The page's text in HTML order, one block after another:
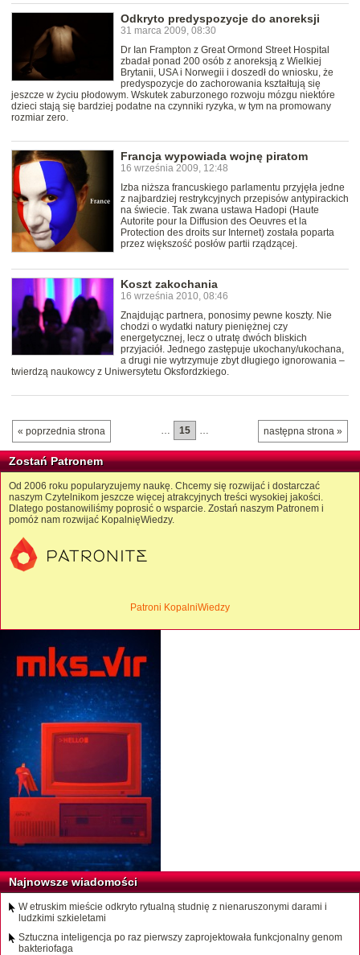
Odkryto predyspozycje do anoreksji
31 marca 2009, 08:30
Dr Ian Frampton z Great Ormond Street Hospital
zbadał ponad 200 osób z anoreksją z Wielkiej
Brytanii, USA i Norwegii i doszedł do wniosku, że
predyspozycje do zachorowania kształtują się
jeszcze w życiu płodowym. Wskutek zaburzonego rozwoju mózgu niektóre
dzieci stają się bardziej podatne na czynniki ryzyka, w tym na promowany
rozmiar zero.
Francja wypowiada wojnę piratom
16 września 2009, 12:48
Izba niższa francuskiego parlamentu przyjęła jedne
z najbardziej restrykcyjnych przepisów antypirackich
na świecie. Tak zwana ustawa Hadopi (Haute
Autorite pour la Diffusion des Oeuvres et la
Protection des droits sur Internet) została poparta
przez większość posłów partii rządzącej.
Koszt zakochania
16 września 2010, 08:46
Znajdując partnera, ponosimy pewne koszty. Nie
chodzi o wydatki natury pieniężnej czy
energetycznej, lecz o utratę dwóch bliskich
przyjaciół. Jednego zastępuje ukochany/ukochana,
a drugi nie wytrzymuje zbyt długiego ignorowania –
twierdzą naukowcy z Uniwersytetu Oksfordzkiego.
« poprzednia strona następna strona »
… 15 …
Zostań Patronem
Od 2006 roku popularyzujemy naukę. Chcemy się rozwijać i dostarczać
naszym Czytelnikom jeszcze więcej atrakcyjnych treści wysokiej jakości.
Dlatego postanowiliśmy poprosić o wsparcie. Zostań naszym Patronem i
pomóż nam rozwijać KopalnięWiedzy.
Patroni KopalniWiedzy
Najnowsze wiadomości
W etruskim mieście odkryto rytualną studnię z nienaruszonymi darami i
ludzkimi szkieletami
Sztuczna inteligencja po raz pierwszy zaprojektowała funkcjonalny genom
bakteriofaga